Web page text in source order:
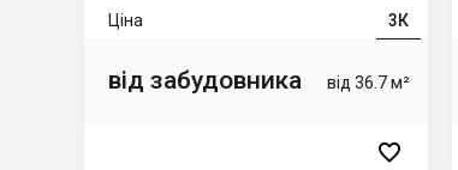
3К
Ціна
від 36.7 м²
від забудовника
